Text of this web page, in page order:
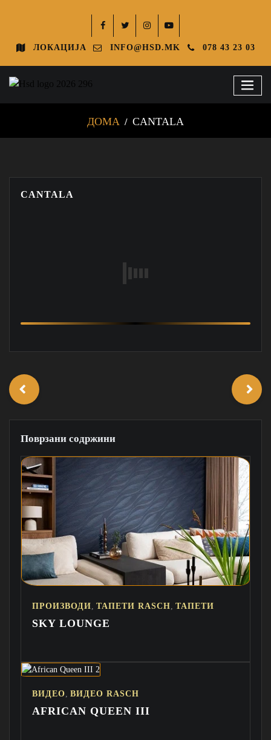
ЛОКАЦИЈА INFO@HSD.MK 078 43 23 03
ДОМА CANTALA
CANTALA
Поврзани содржини
ПРОИЗВОДИ, ТАПЕТИ RASCH, ТАПЕТИ
SKY LOUNGE
ВИДЕО ВИДЕО RASCH
AFRICAN QUEEN III